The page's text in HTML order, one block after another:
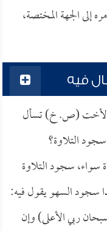
إلى الجهة المختصة،
فيه
الأخت (ص. خ) تسأل
التلاوة؟
سجود التلاوة
السهو يقول فيه:
ربي الأعلى) وإن